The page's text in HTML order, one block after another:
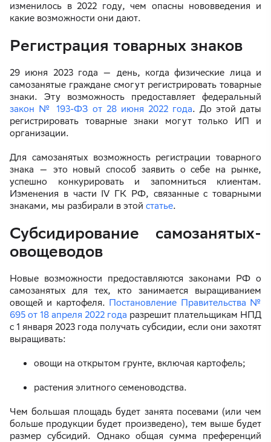
изменилось в 2022 году, чем опасны нововведения и
какие возможности они дают.
Регистрация товарных знаков
29 июня 2023 года — день, когда физические лица и
самозанятые граждане смогут регистрировать товарные
знаки. Эту возможность предоставляет федеральный
закон № 193-ФЗ от 28 июня 2022 года. До этой даты
регистрировать товарные знаки могут только ИП и
организации.
Для самозанятых возможность регистрации товарного
знака — это новый способ заявить о себе на рынке,
успешно конкурировать и запомниться клиентам.
Изменения в части IV ГК РФ, связанные с товарными
знаками, мы разбирали в этой статье.
Субсидирование самозанятых-
овощеводов
Новые возможности предоставляются законами РФ о
самозанятых для тех, кто занимается выращиванием
овощей и картофеля. Постановление Правительства №
695 от 18 апреля 2022 года разрешит плательщикам НПД
с 1 января 2023 года получать субсидии, если они захотят
выращивать:
овощи на открытом грунте, включая картофель;
растения элитного семеноводства.
Чем большая площадь будет занята посевами (или чем
больше продукции будет произведено), тем выше будет
размер субсидий. Однако общая сумма преференций